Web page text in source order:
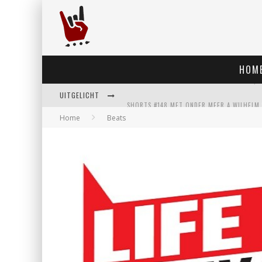
UITGELICHT
Home Beats